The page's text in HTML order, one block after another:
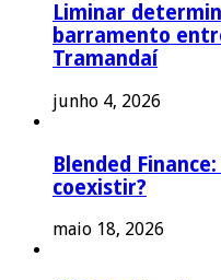
Liminar
barramento
Tramandaí
junho 4, 2026
Blended
coexistir?
maio 18, 2026